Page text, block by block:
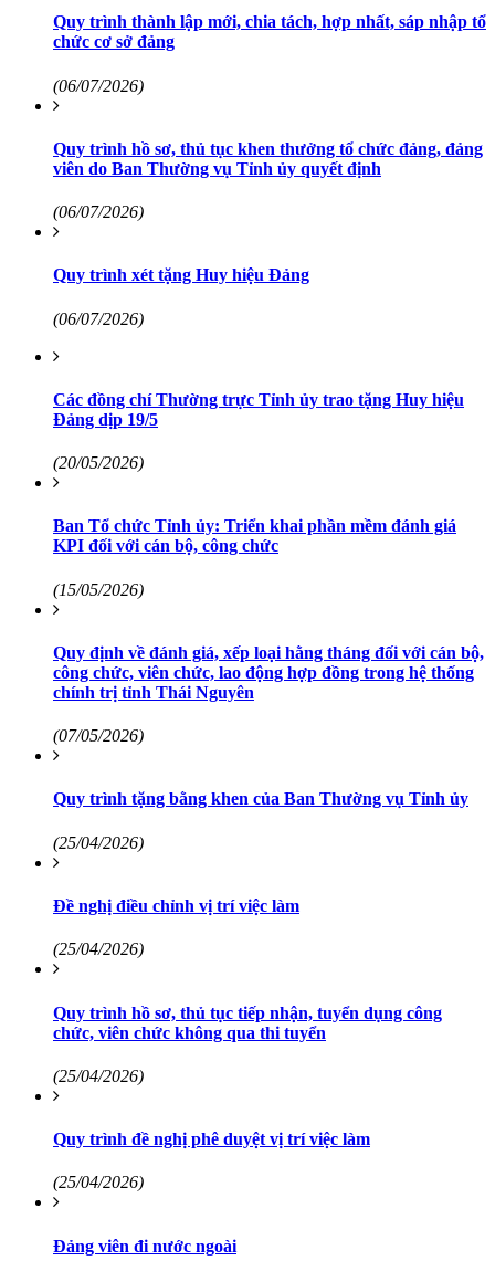
Quy trình thành lập mới, chia tách, hợp nhất, sáp nhập tổ
chức cơ sở đảng
(06/07/2026)
Quy trình hồ sơ, thủ tục khen thưởng tổ chức đảng, đảng
viên do Ban Thường vụ Tỉnh ủy quyết định
(06/07/2026)
Quy trình xét tặng Huy hiệu Đảng
(06/07/2026)
Các đồng chí Thường trực Tỉnh ủy trao tặng Huy hiệu
Đảng dịp 19/5
(20/05/2026)
Ban Tổ chức Tỉnh ủy: Triển khai phần mềm đánh giá
KPI đối với cán bộ, công chức
(15/05/2026)
Quy định về đánh giá, xếp loại hằng tháng đối với cán bộ,
công chức, viên chức, lao động hợp đồng trong hệ thống
chính trị tỉnh Thái Nguyên
(07/05/2026)
Quy trình tặng bằng khen của Ban Thường vụ Tỉnh ủy
(25/04/2026)
Đề nghị điều chỉnh vị trí việc làm
(25/04/2026)
Quy trình hồ sơ, thủ tục tiếp nhận, tuyển dụng công
chức, viên chức không qua thi tuyển
(25/04/2026)
Quy trình đề nghị phê duyệt vị trí việc làm
(25/04/2026)
Đảng viên đi nước ngoài